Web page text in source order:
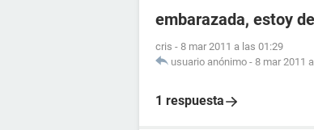
embarazada, estoy
cris - 8 mar 2011 a las 01:29
usuario anónimo - 8 mar 2011
1 respuesta